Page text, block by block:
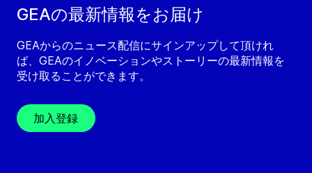
GEAの最新情報をお届け
GEAからのニュース配信にサインアップして頂けれ
ば、GEAのイノベーションやストーリーの最新情報を
受け取ることができます。
加入登録